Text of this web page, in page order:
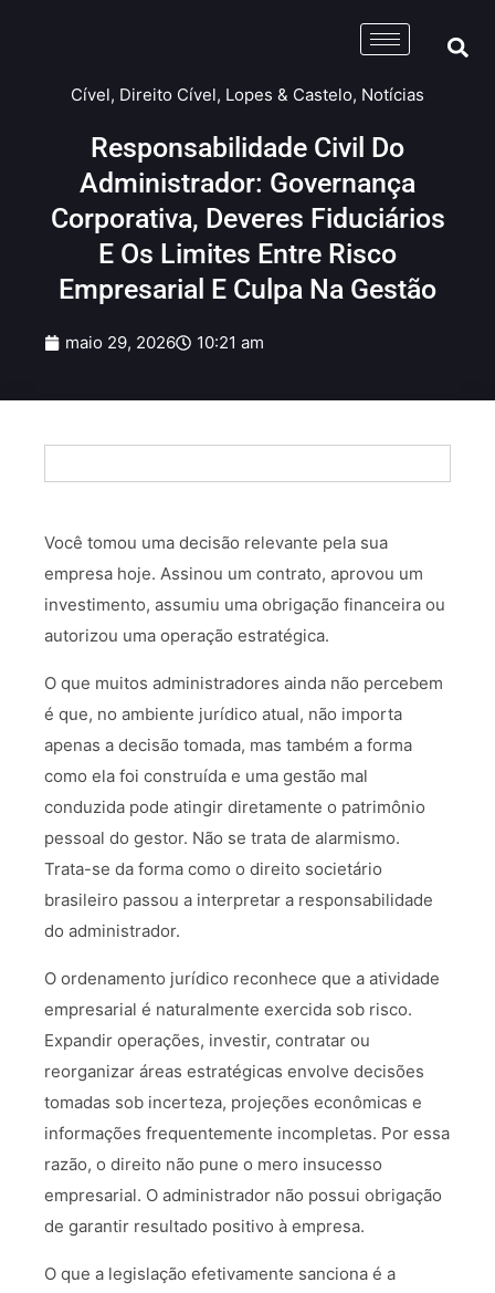
Cível, Direito Cível, Lopes & Castelo, Notícias
Responsabilidade Civil Do
Administrador: Governança
Corporativa, Deveres Fiduciários
E Os Limites Entre Risco
Empresarial E Culpa Na Gestão
maio 29, 2026 10:21 am
Você tomou uma decisão relevante pela sua
empresa hoje. Assinou um contrato, aprovou um
investimento, assumiu uma obrigação financeira ou
autorizou uma operação estratégica.
O que muitos administradores ainda não percebem
é que, no ambiente jurídico atual, não importa
apenas a decisão tomada, mas também a forma
como ela foi construída e uma gestão mal
conduzida pode atingir diretamente o patrimônio
pessoal do gestor. Não se trata de alarmismo.
Trata-se da forma como o direito societário
brasileiro passou a interpretar a responsabilidade
do administrador.
O ordenamento jurídico reconhece que a atividade
empresarial é naturalmente exercida sob risco.
Expandir operações, investir, contratar ou
reorganizar áreas estratégicas envolve decisões
tomadas sob incerteza, projeções econômicas e
informações frequentemente incompletas. Por essa
razão, o direito não pune o mero insucesso
empresarial. O administrador não possui obrigação
de garantir resultado positivo à empresa.
O que a legislação efetivamente sanciona é a